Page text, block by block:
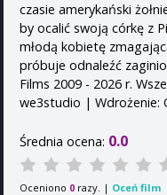
czasie amerykański
by ocalić swoją córkę z
młodą kobietę
próbuje odnaleźć
Films 2009 - 2026 r.
we3studio | Wdrożenie:
Średnia ocena: 0.0
Oceniono 0 razy. | Oceń film